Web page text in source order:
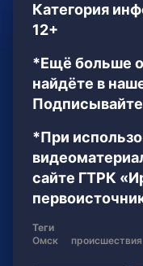
Категория
12+
*Ещё больше
найдёте в
*При
сайте ГТРК
Теги
Омск
происшествия